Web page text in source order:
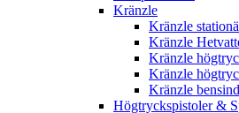
Kränzle
Kränzle
Kränzle
Kränzle
Kränzle
Kränzle
Högtryckspistoler &